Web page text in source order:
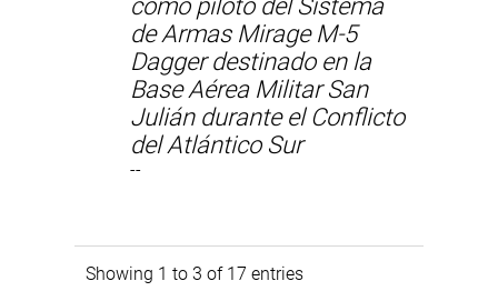
como piloto del Sistema
de Armas Mirage M-5
Dagger destinado en la
Base Aérea Militar San
Julián durante el Conflicto
del Atlántico Sur
--
Showing 1 to 3 of 17 entries